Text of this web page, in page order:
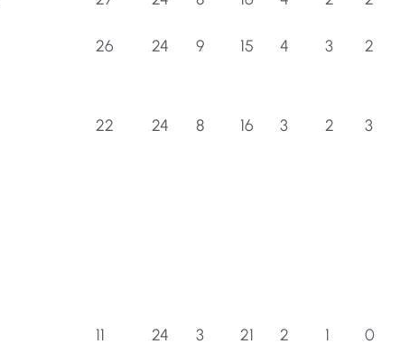
26 24 9 15 4 3 2
22 24 8 16 3 2 3
11 24 3 21 2 1 0